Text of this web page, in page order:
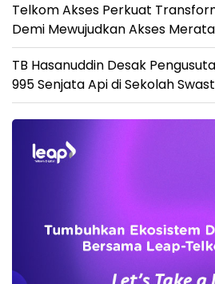
Telkom Akses Perkuat
Demi Mewujudkan Akses
TB Hasanuddin Desak
995 Senjata Api di Sekolah